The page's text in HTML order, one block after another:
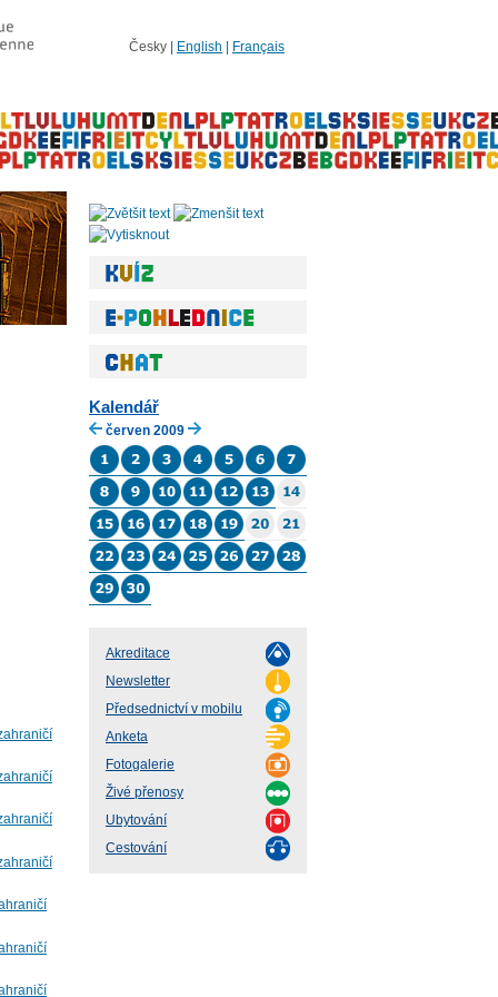
Česky English Français
Kalendář
červen 2009
Akreditace
Newsletter
Předsednictví v mobilu
Anketa
Fotogalerie
Živé přenosy
Ubytování
Cestování